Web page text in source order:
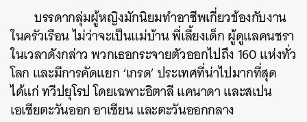
บรรดากลุ่มผู้หญิงมักนิยมทำอาชีพเกี่ยวข้องกับงาน
ในครัวเรือน ไม่ว่าจะเป็นแม่บ้าน พี่เลี้ยงเด็ก ผู้ดูแลคนชรา
ในเวลาดังกล่าว พวกเธอกระจายตัวออกไปถึง 160 แห่งทั่ว
โลก และมีการคัดแยก ‘เกรด’ ประเทศที่น่าไปมากที่สุด
ได้แก่ ทวีปยุโรป โดยเฉพาะอิตาลี แคนาดา และสเปน
เอเชียตะวันออก อาเซียน และตะวันออกกลาง